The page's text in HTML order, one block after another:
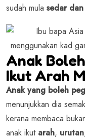
sudah mula sedar
Anak
Ikut Arah
Anak yang boleh
menunjukkan dia
kerana membaca
anak ikut arah, urutan